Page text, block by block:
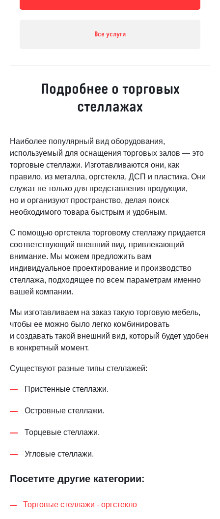
Все услуги
Подробнее о торговых
стеллажах
Наиболее популярный вид оборудования,
используемый для оснащения торговых залов — это
торговые стеллажи. Изготавливаются они, как
правило, из металла, оргстекла, ДСП и пластика. Они
служат не только для представления продукции,
но и организуют пространство, делая поиск
необходимого товара быстрым и удобным.
С помощью оргстекла торговому стеллажу придается
соответствующий внешний вид, привлекающий
внимание. Мы можем предложить вам
индивидуальное проектирование и производство
стеллажа, подходящее по всем параметрам именно
вашей компании.
Мы изготавливаем на заказ такую торговую мебель,
чтобы ее можно было легко комбинировать
и создавать такой внешний вид, который будет удобен
в конкретный момент.
Существуют разные типы стеллажей:
Пристенные стеллажи.
Островные стеллажи.
Торцевые стеллажи.
Угловые стеллажи.
Посетите другие категории:
Торговые стеллажи - оргстекло